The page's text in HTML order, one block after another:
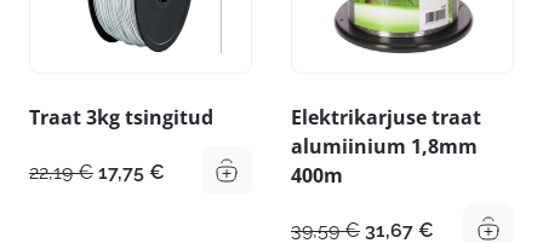
Traat 3kg tsingitud
22,19€ Algne
17,75 € Praegune
Elektrikarjuse traat
alumiinium 1,8mm
400m
39,59€ Algne
31,67 € Praegune